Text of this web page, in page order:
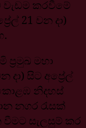
කරවීමේ
21 වන දා)
ප්‍රමුඛ මහා
දා) සිට අප්‍රේල්
කොළඹ නිදහස්
නගර රැසක්
වීමට සැලසුම් කර